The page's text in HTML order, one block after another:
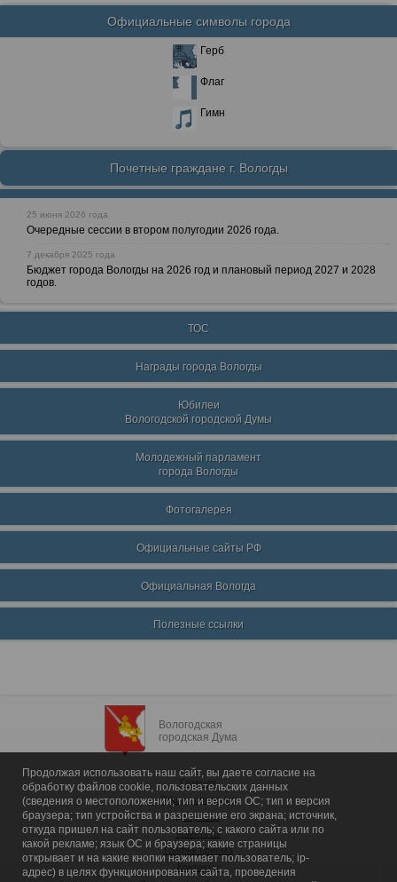
Официальные символы города
Герб
Флаг
Гимн
Почетные граждане г. Вологды
25 июня 2026 года
Очередные сессии в втором полугодии 2026 года.
7 декабря 2025 года
Бюджет города Вологды на 2026 год и плановый период 2027 и 2028
годов.
ТОС
Награды города Вологды
Юбилеи
Вологодской городской Думы
Молодежный парламент
города Вологды
Фотогалерея
Официальные сайты РФ
Официальная Вологда
Полезные ссылки
Вологодская
городская Дума
Главная
Общие сведения
Депутаты
Комитеты
График приема
Контакты
Продолжая использовать наш сайт, вы даете согласие на
обработку файлов cookie, пользовательских данных
(сведения о местоположении; тип и версия ОС; тип и версия
браузера; тип устройства и разрешение его экрана; источник,
откуда пришел на сайт пользователь; с какого сайта или по
какой рекламе; язык ОС и браузера; какие страницы
открывает и на какие кнопки нажимает пользователь; ip-
адрес) в целях функционирования сайта, проведения